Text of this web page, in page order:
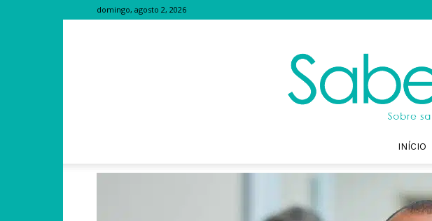
domingo, agosto 2, 2026
INÍCIO